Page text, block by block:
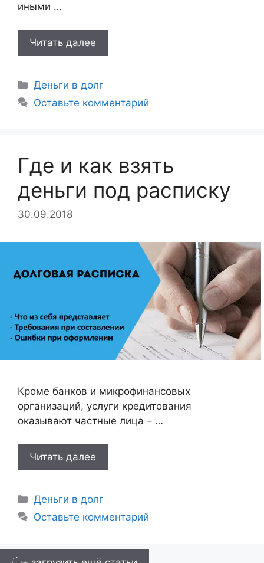
иными …
Читать далее
Рубрики
Деньги в долг
Оставьте комментарий
Где и как взять
деньги под расписку
30.09.2018
Кроме банков и микрофинансовых
организаций, услуги кредитования
оказывают частные лица – …
Читать далее
Рубрики
Деньги в долг
Оставьте комментарий